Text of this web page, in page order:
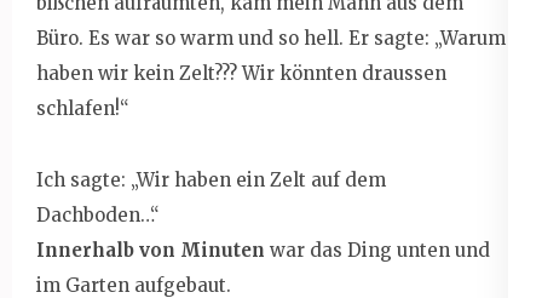
Büro. Es war so warm und so hell. Er sagte: „Warum
haben wir kein Zelt??? Wir könnten draussen
schlafen!“
Ich sagte: „Wir haben ein Zelt auf dem
Dachboden…“
Innerhalb von Minuten war das Ding unten und
im Garten aufgebaut.